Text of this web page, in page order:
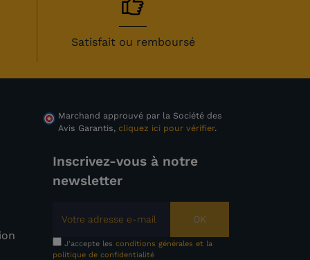
Satisfait ou remboursé
Marchand approuvé par la Société des
Avis Garantis, cliquez ici pour vérifier.
Inscrivez-vous à notre
newsletter
OK
J'accepte les conditions générales et la
politique de confidentialité